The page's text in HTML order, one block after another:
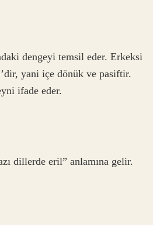
dengeyi temsil eder. Erkeksi
yani içe dönük ve pasiftir.
ifade eder.
dillerde eril” anlamına gelir.